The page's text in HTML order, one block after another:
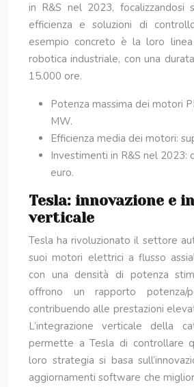
in R&S nel 2023, focalizzandosi
efficienza e soluzioni di
esempio concreto è la loro
robotica industriale, con una
15.000 ore.
Potenza massima dei motori
MW.
Efficienza media dei motori:
Investimenti in R&S nel 2023:
euro.
Tesla: innovazione e
verticale
Tesla ha rivoluzionato il settore
suoi motori elettrici a flusso
con una densità di potenza
offrono un rapporto potenza/
contribuendo alle prestazioni
L’integrazione verticale della
permette a Tesla di controllare
loro strategia si basa
aggiornamenti software che